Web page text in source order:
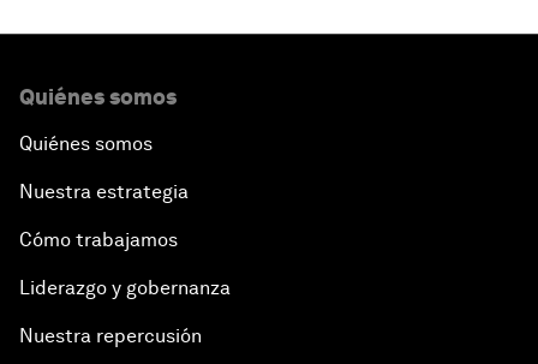
Quiénes somos
Quiénes somos
Nuestra estrategia
Cómo trabajamos
Liderazgo y gobernanza
Nuestra repercusión